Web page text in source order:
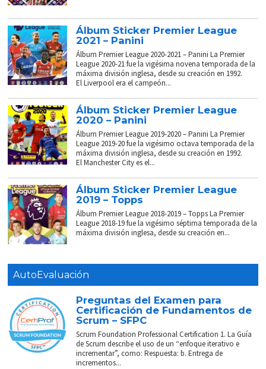
Álbum Sticker Premier League
2021 – Panini
Álbum Premier League 2020-2021 – Panini La Premier
League 2020-21 fue la vigésima novena temporada de la
máxima división inglesa, desde su creación en 1992.
El Liverpool era el campeón...
Álbum Sticker Premier League
2020 – Panini
Álbum Premier League 2019-2020 – Panini La Premier
League 2019-20 fue la vigésimo octava temporada de la
máxima división inglesa, desde su creación en 1992.
El Manchester City es el...
Álbum Sticker Premier League
2019 – Topps
Álbum Premier League 2018-2019 – Topps La Premier
League 2018-19 fue la vigésimo séptima temporada de la
máxima división inglesa, desde su creación en...
AutoEvaluación
Preguntas del Examen para
Certificación de Fundamentos de
Scrum – SFPC
Scrum Foundation Professional Certification 1. La Guía
de Scrum describe el uso de un “enfoque iterativo e
incrementar”, como: Respuesta: b. Entrega de
incrementos...